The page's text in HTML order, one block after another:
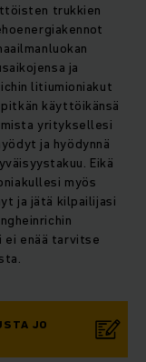
trukkien
ja
litiumioniakut
käyttöikänsä
yrityksellesi
ja hyödynnä
Eikä
myös
ja jätä kilpailijasi
ei enää tarvitse
JO